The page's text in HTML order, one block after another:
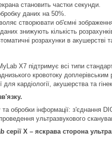
становить частки секунди.
даних на 50%.
створювати об'ємні
знижують кількість
розрахунки в акушерстві та
X7 підтримує всі типи
кровотоку
для кардіології, акушерства та
обробки інформації: з'єднання
ультразвукового
X – яскрава сторона